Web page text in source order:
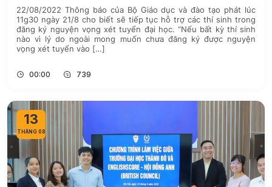
22/08/2022 Thông báo của Bộ Giáo dục và đào tạo phát lúc
11g30 ngày 21/8 cho biết sẽ tiếp tục hỗ trợ các thí sinh trong
đăng ký nguyện vọng xét tuyển đại học. “Nếu bất kỳ thí sinh
nào vì lý do ngoài mong muốn chưa đăng ký được nguyện
vọng xét tuyển vào […]
00:00 739
13
THÁNG 08